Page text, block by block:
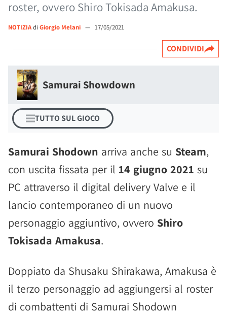
roster, ovvero Shiro Tokisada Amakusa.
NOTIZIAdi Giorgio Melani — 17/05/2021
CONDIVIDI
Samurai Showdown
TUTTO SUL GIOCO
Samurai Shodown arriva anche su Steam,
con uscita fissata per il 14 giugno 2021 su
PC attraverso il digital delivery Valve e il
lancio contemporaneo di un nuovo
personaggio aggiuntivo, ovvero Shiro
Tokisada Amakusa.
Doppiato da Shusaku Shirakawa, Amakusa è
il terzo personaggio ad aggiungersi al roster
di combattenti di Samurai Shodown